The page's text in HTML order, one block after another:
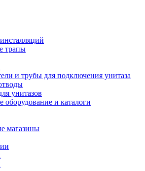
трапы
и трубы для подключения унитаза
унитазов
оборудование и каталоги
магазины